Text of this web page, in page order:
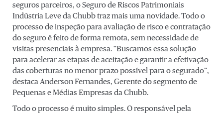
seguros parceiros, o Seguro de Riscos Patrimoniais
Indústria Leve da Chubb traz mais uma novidade. Todo o
processo de inspeção para avaliação de risco e contratação
do seguro é feito de forma remota, sem necessidade de
visitas presenciais à empresa. “Buscamos essa solução
para acelerar as etapas de aceitação e garantir a efetivação
das coberturas no menor prazo possível para o segurado”,
destaca Anderson Fernandes, Gerente do segmento de
Pequenas e Médias Empresas da Chubb.
Todo o processo é muito simples. O responsável pela